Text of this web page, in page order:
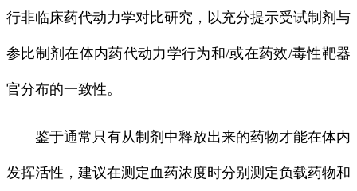
行非临床药代动力学对比研究，以充分提示受试制剂与
参比制剂在体内药代动力学行为和/或在药效/毒性靶器
官分布的一致性。
鉴于通常只有从制剂中释放出来的药物才能在体内
发挥活性，建议在测定血药浓度时分别测定负载药物和